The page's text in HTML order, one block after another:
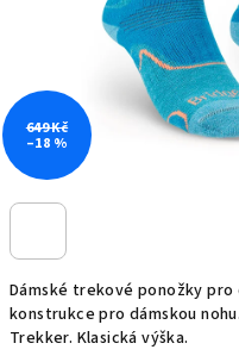
Dámské trekové ponožky
konstrukce pro dámskou
Trekker. Klasická výška.
649 Kč
–18 %